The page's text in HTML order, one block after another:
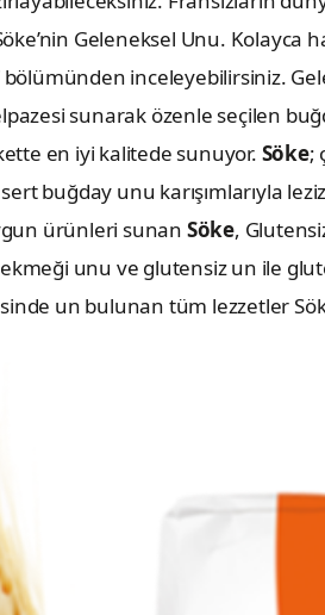
Geleneksel Unu. Kolayca
bölümünden inceleyebilirsiniz.
sunarak özenle seçilen
en iyi kalitede sunuyor. Söke;
buğday unu karışımlarıyla
ürünleri sunan Söke,
unu ve glutensiz un ile
un bulunan tüm lezzetler